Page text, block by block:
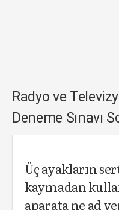
Radyo ve
Deneme Sınavı
Üç ayakların
kaymadan
aparata ne ad